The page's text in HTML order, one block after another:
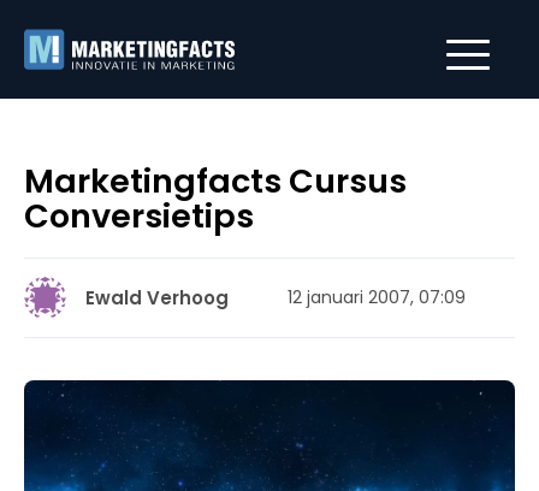
Marketingfacts Cursus
Conversietips
Ewald Verhoog 12 januari 2007, 07:09